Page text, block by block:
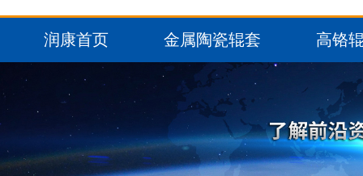
润康首页 金属陶瓷辊套 高铬